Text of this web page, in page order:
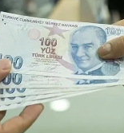
dahilinde
aşağıda yer
Çerezlere
tıklayabilir,Çerez